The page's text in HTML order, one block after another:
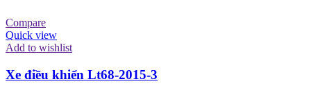
Compare
Quick view
Add to wishlist
Xe điều khiển Lt68-2015-3